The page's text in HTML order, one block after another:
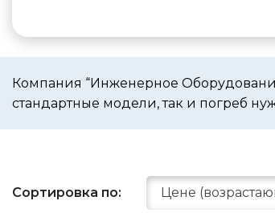
Компания “Инженерное
стандартные модели, так и погреб
Сортировка по: Цене